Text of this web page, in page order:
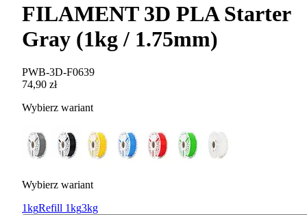
FILAMENT 3D PLA Starter
Gray (1kg / 1.75mm)
PWB-3D-F0639
74,90 zł
Wybierz wariant
Wybierz wariant
1kgRefill 1kg3kg